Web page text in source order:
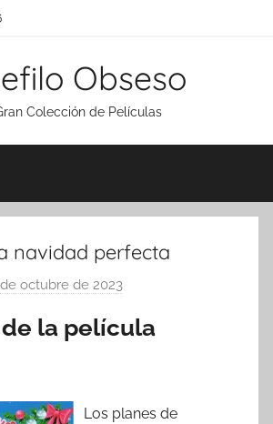
Obseso
Colección de Películas
navidad perfecta
octubre de 2023
r
la película
Los planes de